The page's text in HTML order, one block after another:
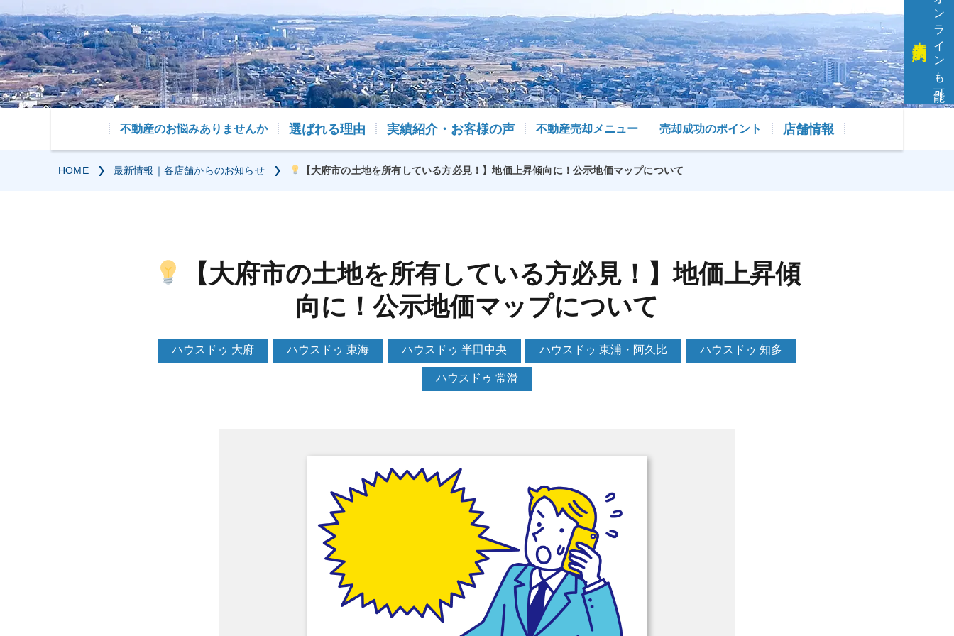
オンラインも可能
不動産のお悩みありませんか 選ばれる理由 実績紹介・お客様の声 不動産売却メニュー 売却成功のポイント 店舗情報
HOME 最新情報｜各店舗からのお知らせ 【大府市の土地を所有している方必見！】地価上昇傾向に！公示地価マップについて
【大府市の土地を所有している方必見！】地価上昇傾
向に！公示地価マップについて
ハウスドゥ 大府 ハウスドゥ 東海 ハウスドゥ 半田中央 ハウスドゥ 東浦・阿久比 ハウスドゥ 知多
ハウスドゥ 常滑